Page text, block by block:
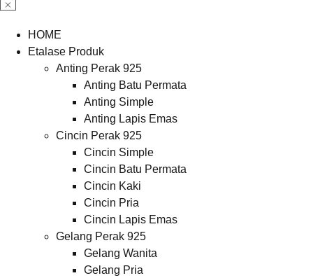
HOME
Etalase Produk
Anting Perak 925
Anting Batu Permata
Anting Simple
Anting Lapis Emas
Cincin Perak 925
Cincin Simple
Cincin Batu Permata
Cincin Kaki
Cincin Pria
Cincin Lapis Emas
Gelang Perak 925
Gelang Wanita
Gelang Pria